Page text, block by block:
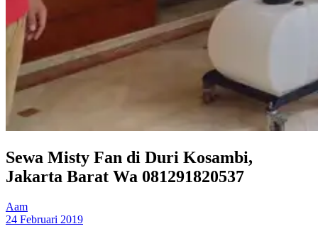
Sewa Misty Fan di Duri Kosambi,
Jakarta Barat Wa 081291820537
Aam
24 Februari 2019